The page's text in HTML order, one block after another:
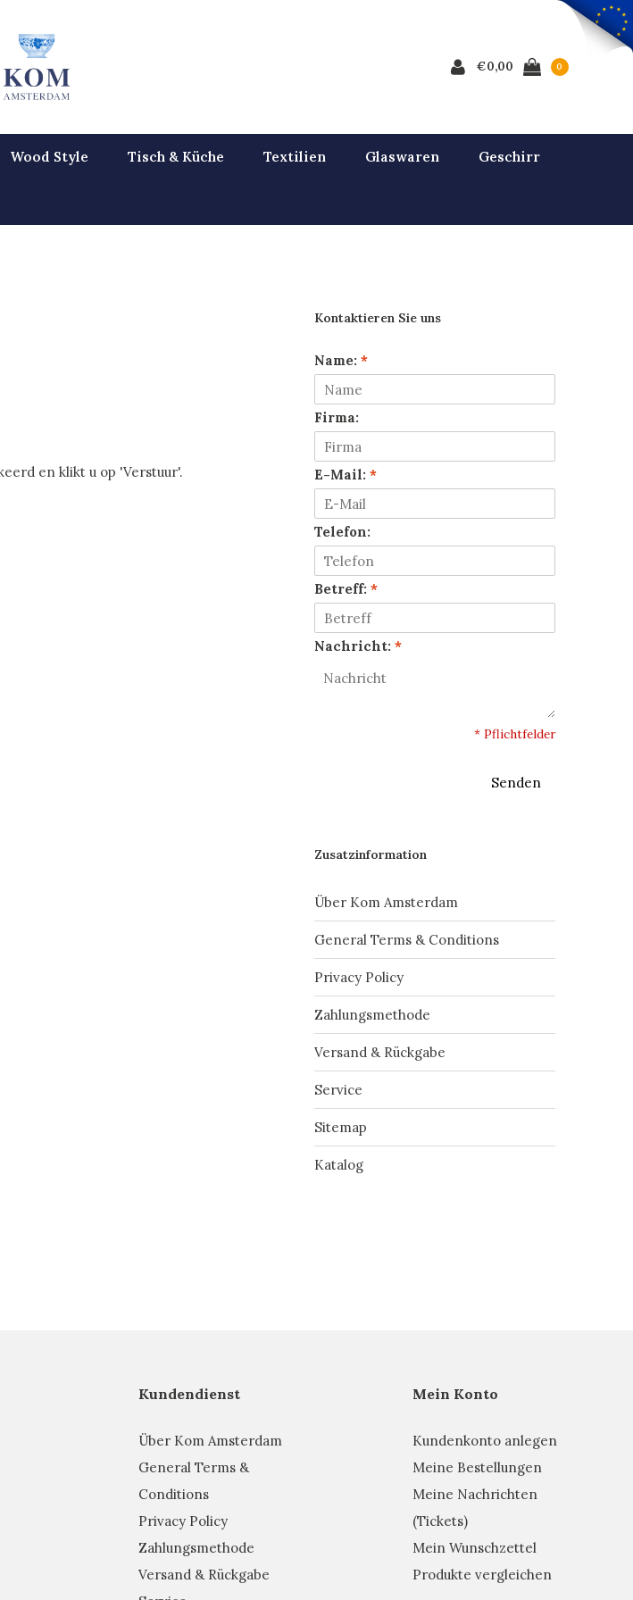
€0,00 0
Wood Style Tisch & Küche Textilien Glaswaren Geschirr
en klikt u op 'Verstuur'.
Kontaktieren Sie uns
Name: *
Firma:
E-Mail: *
Telefon:
Betreff: *
Nachricht: *
* Pflichtfelder
Senden
Zusatzinformation
Über Kom Amsterdam
General Terms & Conditions
Privacy Policy
Zahlungsmethode
Versand & Rückgabe
Service
Sitemap
Katalog
Kundendienst
Über Kom Amsterdam
General Terms &
Conditions
Privacy Policy
Zahlungsmethode
Versand & Rückgabe
Mein Konto
Kundenkonto anlegen
Meine Bestellungen
Meine Nachrichten
(Tickets)
Mein Wunschzettel
Produkte vergleichen